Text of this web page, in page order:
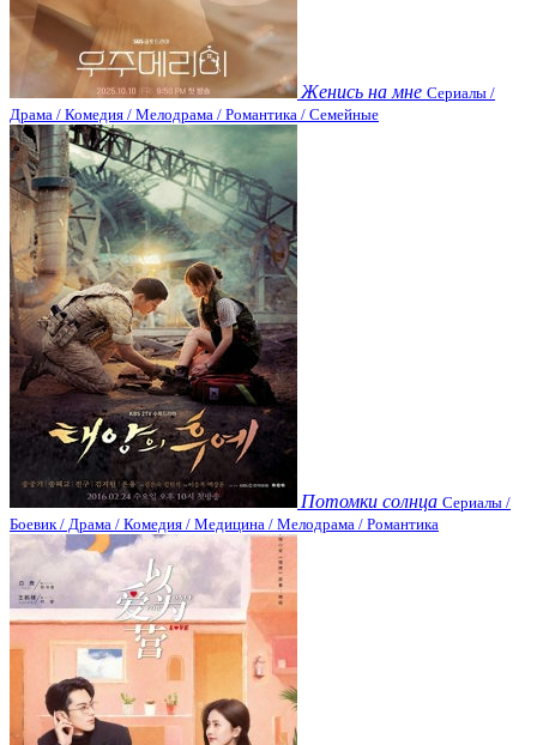
Женись на мне Сериалы /
Драма / Комедия / Мелодрама / Романтика / Семейные
Потомки солнца Сериалы /
Боевик / Драма / Комедия / Медицина / Мелодрама / Романтика